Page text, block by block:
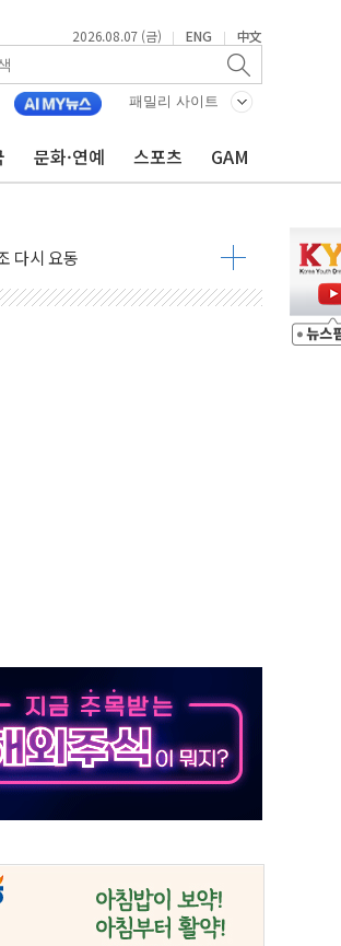
2026.08.07 (금) | ENG | 中文
패밀리 사이트
문화·연예 스포츠 GAM
진
티 유통 지각변동 본격화
신뢰 뒤집어"
적 개편 예고
들 '패닉'
한 역사를 말장난으로" 비판
"…소득세법 개정안 발의 예고
외교원장에 김흥규
·주택법 등 처리 협조하라"